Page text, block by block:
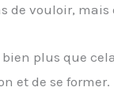
de vouloir, mais
plus que
et de se former.